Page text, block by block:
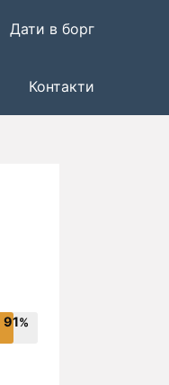
Дати в борг
Контакти
91